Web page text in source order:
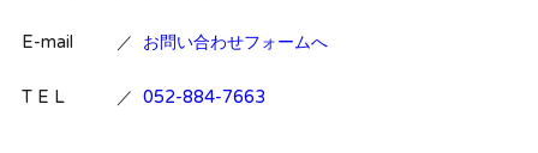
E-mail ／ お問い合わせフォームへ
T E L ／ 052-884-7663